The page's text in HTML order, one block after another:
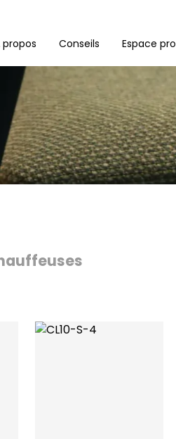
propos Conseils Espace pro